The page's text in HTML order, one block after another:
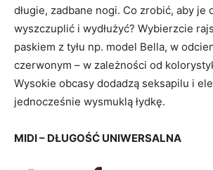
długie, zadbane nogi. Co zrobić, aby je
wyszczuplić i wydłużyć? Wybierzcie
paskiem z tyłu np. model Bella, w
czerwonym – w zależności od
Wysokie obcasy dodadzą seksapilu i
jednocześnie wysmuklą łydkę.
MIDI – DŁUGOŚĆ UNIWERSALNA